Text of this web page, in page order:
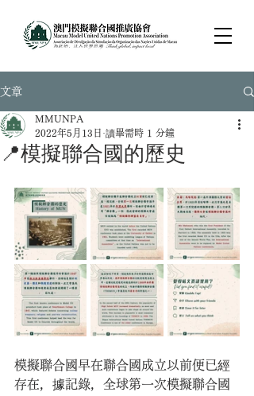
文章
📍模擬聯合國的歷史
MMUNPA
2022年5月13日 讀畢需時 1 分鐘
模擬聯合國早在聯合國成立以前便已經
存在，據記錄，全球第一次模擬聯合國